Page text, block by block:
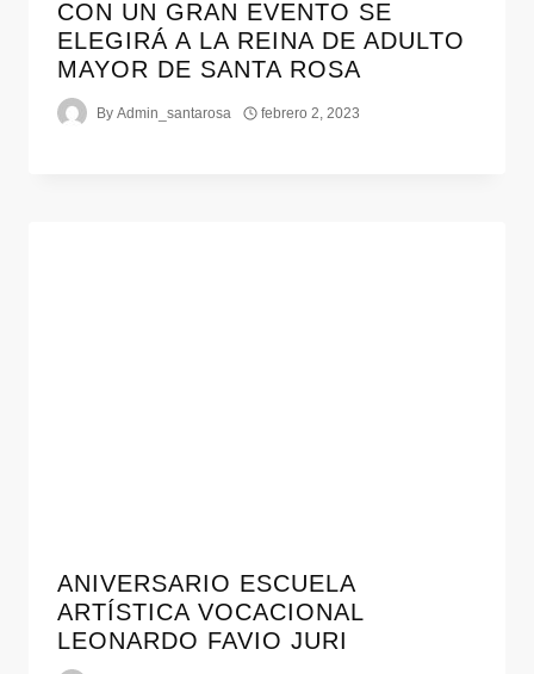
CON UN GRAN EVENTO SE
ELEGIRÁ A LA REINA DE ADULTO
MAYOR DE SANTA ROSA
By Admin_santarosa febrero 2, 2023
ANIVERSARIO ESCUELA
ARTÍSTICA VOCACIONAL
LEONARDO FAVIO JURI